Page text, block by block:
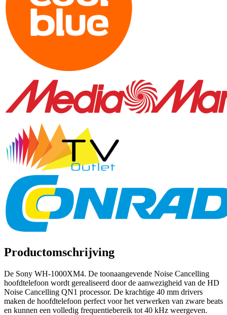
Productomschrijving
De Sony WH-1000XM4. De toonaangevende Noise Cancelling
hoofdtelefoon wordt gerealiseerd door de aanwezigheid van de HD
Noise Cancelling QN1 processor. De krachtige 40 mm drivers
maken de hoofdtelefoon perfect voor het verwerken van zware beats
en kunnen een volledig frequentiebereik tot 40 kHz weergeven.